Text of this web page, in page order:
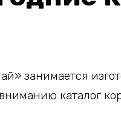
занимается
каталог